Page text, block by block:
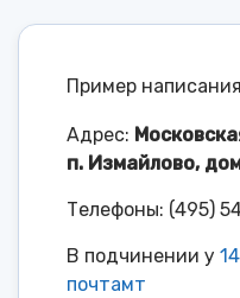
Пример
Адрес:
п. Измайлово, дом
Телефоны: (495)
В подчинении у
почтамт